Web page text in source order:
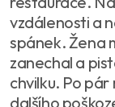
vzdálenosti a
spánek. Žena
zanechal a
chvilku. Po
dalšího